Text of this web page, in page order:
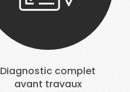
Diagnostic complet
avant travaux